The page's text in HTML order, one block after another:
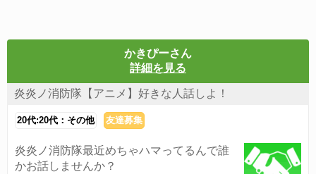
かきぴーさん
詳細を見る
炎炎ノ消防隊【アニメ】好きな人話しよ！
20代:20代：その他 友達募集
炎炎ノ消防隊最近めちゃハマってるんで誰
かお話しませんか？